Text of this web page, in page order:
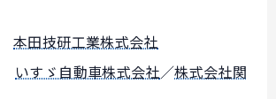
本田技研工業株式会社
いすゞ自動車株式会社／株式会社関